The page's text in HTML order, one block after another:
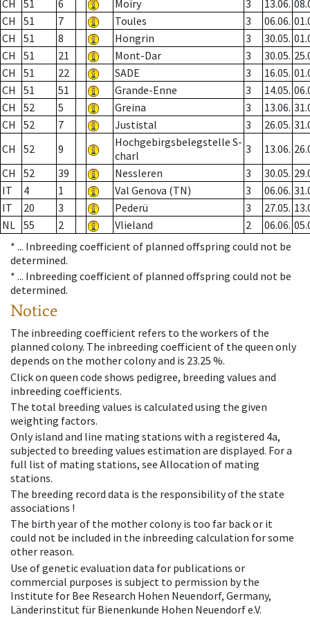
CH 51 6 Moiry 3 13.06.
CH
51 7 Toules 3 06.06.
CH
51 8 Hongrin 3 30.05.
CH
51 21 Mont-Dar 3 30.05.
CH
51 22 SADE 3 16.05.
CH
51 51 Grande-Enne 3 14.05.
CH
52 5 Greina 3 13.06.
CH
52 7 Justistal 3 26.05.
CH
52 9
Hochgebirgsbelegstelle S-
charl
3 13.06.
CH
52 39 Nessleren 3 30.05.
IT
4 1 Val Genova (TN) 3 06.06.
IT
20 3 Pederü 3 27.05.
NL 55 2 Vlieland 2 06.06.
* ... Inbreeding coefficient of planned offspring could not be
determined.
* ... Inbreeding coefficient of planned offspring could not be
determined.
Notice
The inbreeding coefficient refers to the workers of the
planned colony. The inbreeding coefficient of the queen only
depends on the mother colony and is 23.25 %.
Click on queen code shows pedigree, breeding values and
inbreeding coefficients.
The total breeding values is calculated using the given
weighting factors.
Only island and line mating stations with a registered 4a,
subjected to breeding values estimation are displayed. For a
full list of mating stations, see Allocation of mating
stations.
The breeding record data is the responsibility of the state
associations !
The birth year of the mother colony is too far back or it
could not be included in the inbreeding calculation for some
other reason.
Use of genetic evaluation data for publications or
commercial purposes is subject to permission by the
Institute for Bee Research Hohen Neuendorf, Germany,
Länderinstitut für Bienenkunde Hohen Neuendorf e.V.